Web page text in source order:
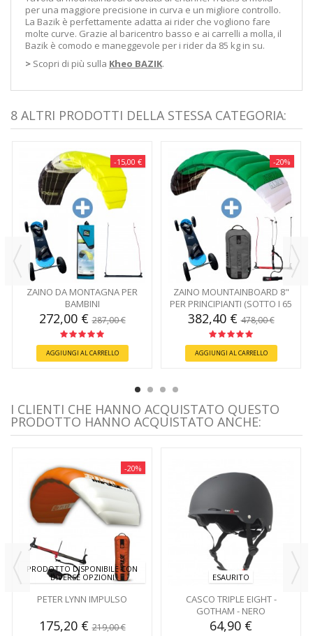
per una maggiore precisione in curva e un migliore controllo.
La Bazik è perfettamente adatta ai rider che vogliono fare
molte curve. Grazie al baricentro basso e ai carrelli a molla, il
Bazik è comodo e maneggevole per i rider da 85 kg in su.
> Scopri di più sulla Kheo BAZIK.
8 ALTRI PRODOTTI DELLA STESSA CATEGORIA:
-15,00 €
ZAINO DA MONTAGNA PER
BAMBINI
272,00 €287,00 €
AGGIUNGI AL CARRELLO
-20%
ZAINO MOUNTAINBOARD 8"
PER PRINCIPIANTI (SOTTO I 65
KG)
382,40 €478,00 €
AGGIUNGI AL CARRELLO
I CLIENTI CHE HANNO ACQUISTATO QUESTO
PRODOTTO HANNO ACQUISTATO ANCHE:
-20%
PRODOTTO DISPONIBILE CON
DIVERSE OPZIONI
PETER LYNN IMPULSO
175,20 €219,00 €
ESAURITO
CASCO TRIPLE EIGHT -
GOTHAM - NERO
64,90 €